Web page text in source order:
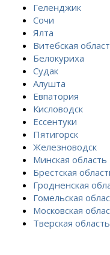
Геленджик
Сочи
Ялта
Витебская
Белокуриха
Судак
Алушта
Евпатория
Кисловодск
Ессентуки
Пятигорск
Железноводск
Минская область
Брестская
Гродненская
Гомельская
Московская
Тверская область